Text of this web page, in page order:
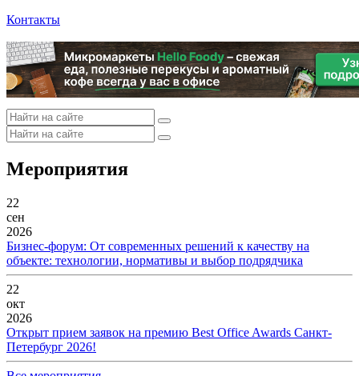
Контакты
Мероприятия
22
сен
2026
Бизнес-форум: От современных решений к качеству на
объекте: технологии, нормативы и выбор подрядчика
22
окт
2026
Открыт прием заявок на премию Best Office Awards Санкт-
Петербург 2026!